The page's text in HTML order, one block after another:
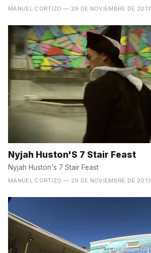
MANUEL CORTIZO — 29 DE NOVIEMBRE DE 2013
Nyjah Huston'S 7 Stair Feast
Nyjah Huston's 7 Stair Feast
MANUEL CORTIZO — 29 DE NOVIEMBRE DE 2013